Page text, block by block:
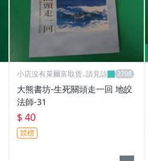
小店沒有萊爾富取貨..請見諒
大熊書坊-生死關頭走一回 地皎
法師-31
$ 40
競標